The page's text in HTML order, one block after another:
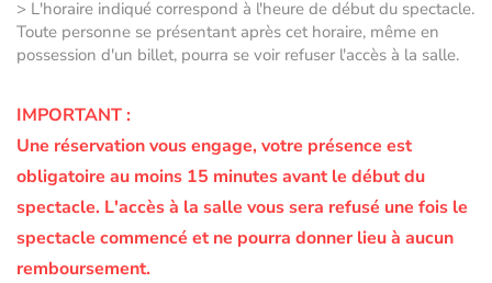
> L'horaire indiqué correspond à l'heure de début du spectacle.
Toute personne se présentant après cet horaire, même en
possession d'un billet, pourra se voir refuser l'accès à la salle.
IMPORTANT :
Une réservation vous engage, votre présence est
obligatoire au moins 15 minutes avant le début du
spectacle. L'accès à la salle vous sera refusé une fois le
spectacle commencé et ne pourra donner lieu à aucun
remboursement.